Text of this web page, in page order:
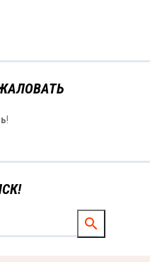
!